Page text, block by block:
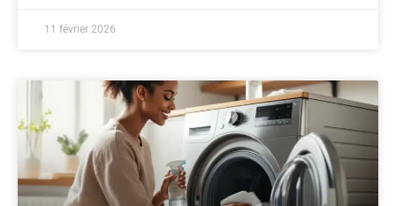
11 février 2026